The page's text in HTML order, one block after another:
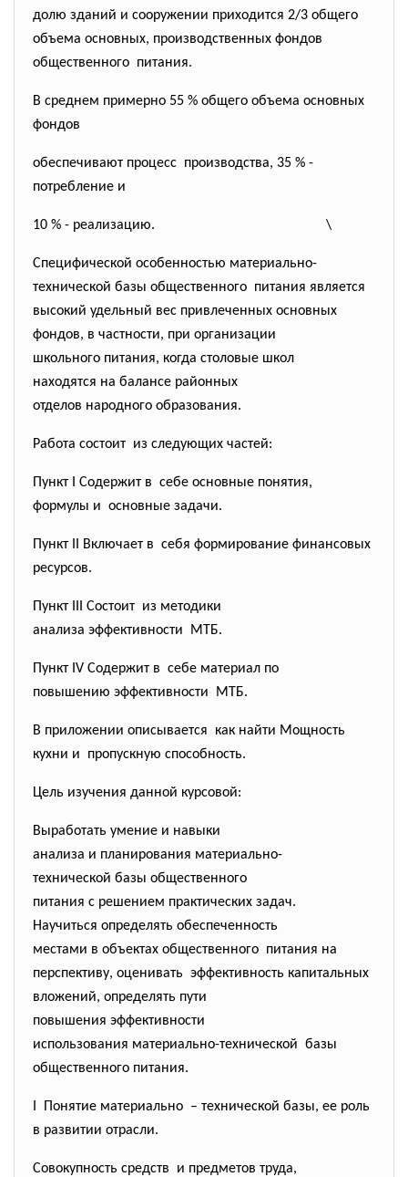
долю зданий и сооружении приходится 2/3 общего
объема основных, производственных фондов
общественного питания.
В среднем примерно 55 % общего объема основных
фондов
обеспечивают процесс производства, 35 % -
потребление и
10 % - реализацию. \
Специфической особенностью материально-
технической базы общественного питания является
высокий удельный вес привлеченных основных
фондов, в частности, при организации
школьного питания, когда столовые школ
находятся на балансе районных
отделов народного образования.
Работа состоит из следующих частей:
Пункт I Содержит в себе основные понятия,
формулы и основные задачи.
Пункт II Включает в себя формирование финансовых
ресурсов.
Пункт III Состоит из методики
анализа эффективности МТБ.
Пункт IV Содержит в себе материал по
повышению эффективности МТБ.
В приложении описывается как найти Мощность
кухни и пропускную способность.
Цель изучения данной курсовой:
Выработать умение и навыки
анализа и планирования материально-
технической базы общественного
питания с решением практических задач.
Научиться определять обеспеченность
местами в объектах общественного питания на
перспективу, оценивать эффективность капитальных
вложений, определять пути
повышения эффективности
использования материально-технической базы
общественного питания.
I Понятие материально – технической базы, ее роль
в развитии отрасли.
Совокупность средств и предметов труда,